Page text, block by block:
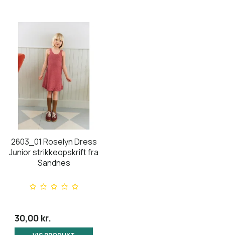
2603_01 Roselyn Dress
Junior strikkeopskrift fra
Sandnes
30,00 kr.